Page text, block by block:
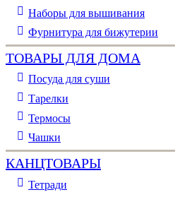
Наборы для вышивания
Фурнитура для бижутерии
ТОВАРЫ ДЛЯ ДОМА
Посуда для суши
Тарелки
Термосы
Чашки
КАНЦТОВАРЫ
Тетради